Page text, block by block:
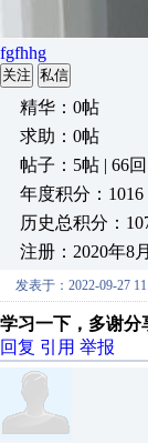
fgfhhg
关注 私信
精华：0帖
求助：0帖
帖子：5帖 | 66回
年度积分：1016
历史总积分：
注册：2020年8
发表于：2022-09-27
学习一下，多谢分
回复 引用 举报